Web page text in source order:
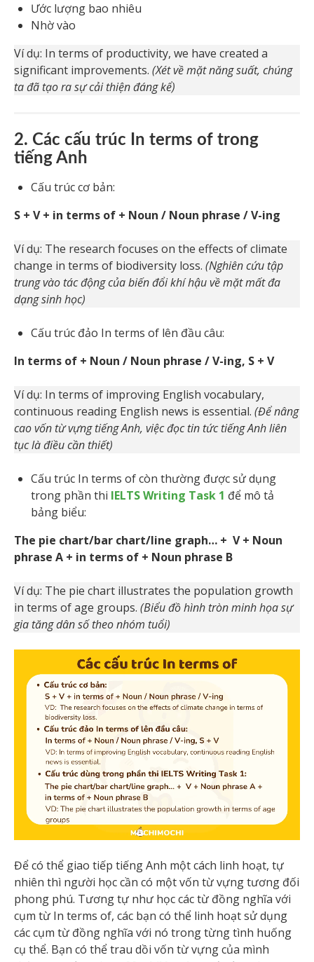
Ước lượng bao nhiêu
Nhờ vào
Ví dụ: In terms of productivity, we have created a
significant improvements. (Xét về mặt năng suất, chúng
ta đã tạo ra sự cải thiện đáng kể)
2. Các cấu trúc In terms of trong
tiếng Anh
Cấu trúc cơ bản:
S + V + in terms of + Noun / Noun phrase / V-ing
Ví dụ: The research focuses on the effects of climate
change in terms of biodiversity loss. (Nghiên cứu tập
trung vào tác động của biến đổi khí hậu về mặt mất đa
dạng sinh học)
Cấu trúc đảo In terms of lên đầu câu:
In terms of + Noun / Noun phrase / V-ing, S + V
Ví dụ: In terms of improving English vocabulary,
continuous reading English news is essential. (Để nâng
cao vốn từ vựng tiếng Anh, việc đọc tin tức tiếng Anh liên
tục là điều cần thiết)
Cấu trúc In terms of còn thường được sử dụng
trong phần thi IELTS Writing Task 1 để mô tả
bảng biểu:
The pie chart/bar chart/line graph… + V + Noun
phrase A + in terms of + Noun phrase B
Ví dụ: The pie chart illustrates the population growth
in terms of age groups. (Biểu đồ hình tròn minh họa sự
gia tăng dân số theo nhóm tuổi)
Để có thể giao tiếp tiếng Anh một cách linh hoạt, tự
nhiên thì người học cần có một vốn từ vựng tương đối
phong phú. Tương tự như học các từ đồng nghĩa với
cụm từ In terms of, các bạn có thể linh hoạt sử dụng
các cụm từ đồng nghĩa với nó trong từng tình huống
cụ thể. Bạn có thể trau dồi vốn từ vựng của mình